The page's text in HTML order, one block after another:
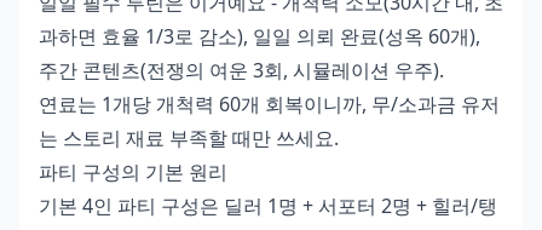
과하면 효율 1/3로 감소), 일일 의뢰 완료(성옥 60개),
주간 콘텐츠(전쟁의 여운 3회, 시뮬레이션 우주).
연료는 1개당 개척력 60개 회복이니까, 무/소과금 유저
는 스토리 재료 부족할 때만 쓰세요.
파티 구성의 기본 원리
기본 4인 파티 구성은 딜러 1명 + 서포터 2명 + 힐러/탱